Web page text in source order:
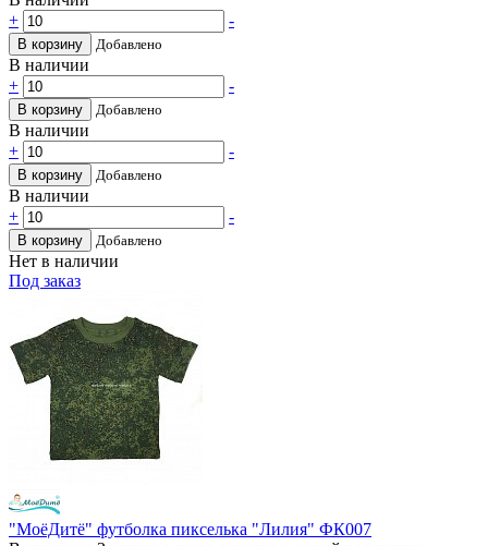
+
-
В корзину Добавлено
В наличии
+
-
В корзину Добавлено
В наличии
+
-
В корзину Добавлено
В наличии
+
-
В корзину Добавлено
Нет в наличии
Под заказ
"МоёДитё" футболка пикселька "Лилия" ФК007